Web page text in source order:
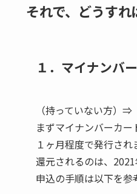
それで、どうすれ
１．マイナンバ
（持っていない方）⇒
まずマイナンバーカー
１ヶ月程度で発行され
還元されるのは、
申込の手順は以下を参